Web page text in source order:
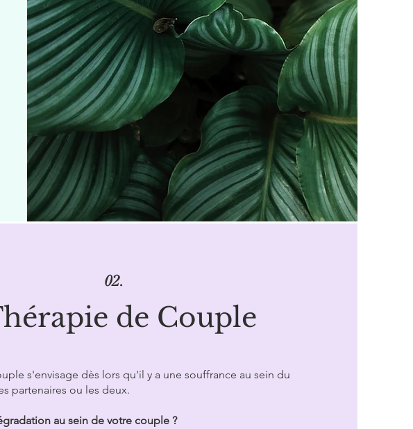
02.
de Couple
s'envisage dès lors qu'il y a une souffrance au sein du
partenaires ou les deux.
au sein de votre couple ?